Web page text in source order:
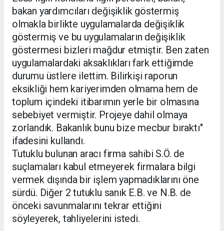
bakan yardımcıları değişiklik göstermiş
olmakla birlikte uygulamalarda değişiklik
göstermiş ve bu uygulamaların değişiklik
göstermesi bizleri mağdur etmiştir. Ben zaten
uygulamalardaki aksaklıkları fark ettiğimde
durumu üstlere ilettim. Bilirkişi raporun
eksikliği hem kariyerimden olmama hem de
toplum içindeki itibarımın yerle bir olmasına
sebebiyet vermiştir. Projeye dahil olmaya
zorlandık. Bakanlık bunu bize mecbur bıraktı"
ifadesini kullandı.
Tutuklu bulunan aracı firma sahibi S.Ö. de
suçlamaları kabul etmeyerek firmalara bilgi
vermek dışında bir işlem yapmadıklarını öne
sürdü. Diğer 2 tutuklu sanık E.B. ve N.B. de
önceki savunmalarını tekrar ettiğini
söyleyerek, tahliyelerini istedi.